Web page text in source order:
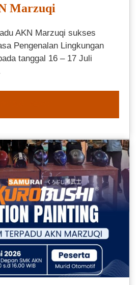
Marzuqi
AKN Marzuqi sukses
Pengenalan Lingkungan
tanggal 16 – 17 Juli